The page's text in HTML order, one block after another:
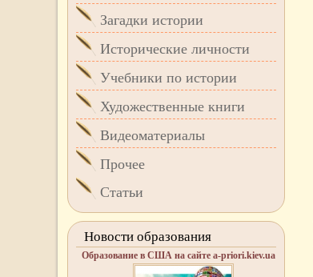
Загадки истории
Исторические личности
Учебники по истории
Художественные книги
Видеоматериалы
Прочее
Статьи
Новости образования
Образование в США на сайте a-priori.kiev.ua